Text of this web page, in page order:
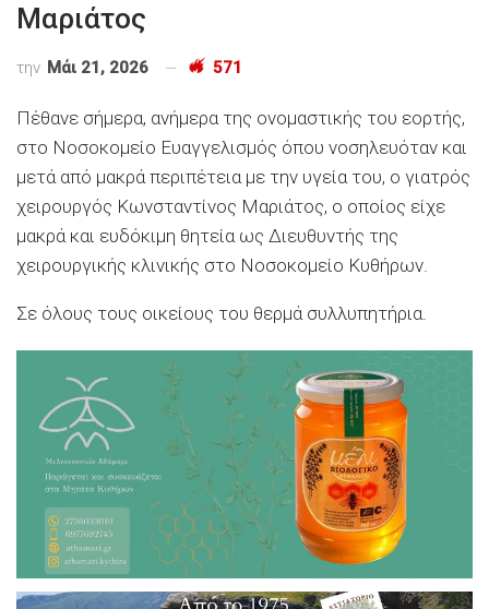
Μαριάτος
την Μάι 21, 2026 571
Πέθανε σήμερα, ανήμερα της ονομαστικής του εορτής,
στο Νοσοκομείο Ευαγγελισμός όπου νοσηλευόταν και
μετά από μακρά περιπέτεια με την υγεία του, ο γιατρός
χειρουργός Κωνσταντίνος Μαριάτος, ο οποίος είχε
μακρά και ευδόκιμη θητεία ως Διευθυντής της
χειρουργικής κλινικής στο Νοσοκομείο Κυθήρων.
Σε όλους τους οικείους του θερμά συλλυπητήρια.